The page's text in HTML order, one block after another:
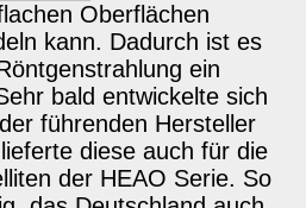
Oberflächen
kann. Dadurch ist es
ein
bald entwickelte sich
führenden Hersteller
diese auch für die
der HEAO Serie. So